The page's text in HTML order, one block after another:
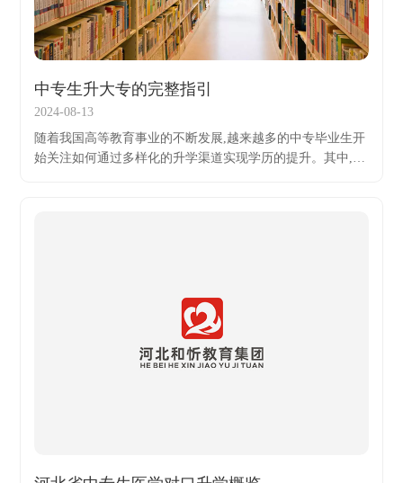
中专生升大专的完整指引
2024-08-13
随着我国高等教育事业的不断发展,越来越多的中专毕业生开
始关注如何通过多样化的升学渠道实现学历的提升。其中,选